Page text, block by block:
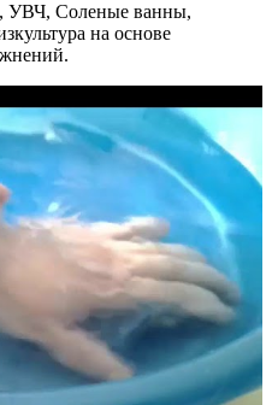
УВЧ, Соленые ванны,
на основе